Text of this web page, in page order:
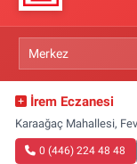
İrem Eczanesi
Karaağaç Mahallesi,
0 (446) 224 48 48